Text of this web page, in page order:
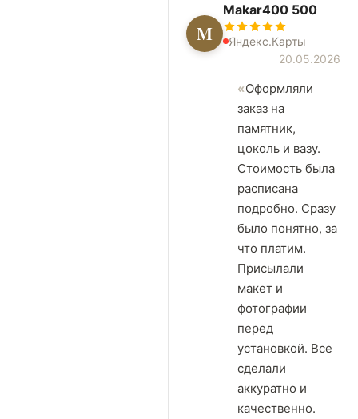
M
Makar400 500
Яндекс.Карты
20.05.2026
Оформляли
заказ на
памятник,
цоколь и вазу.
Стоимость была
расписана
подробно. Сразу
было понятно, за
что платим.
Присылали
макет и
фотографии
перед
установкой. Все
сделали
аккуратно и
качественно.